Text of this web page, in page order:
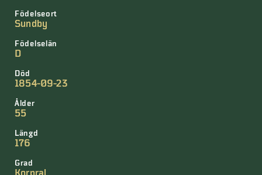
Födelseort
Sundby
Födelselän
D
Död
1854-09-23
Ålder
55
Längd
176
Grad